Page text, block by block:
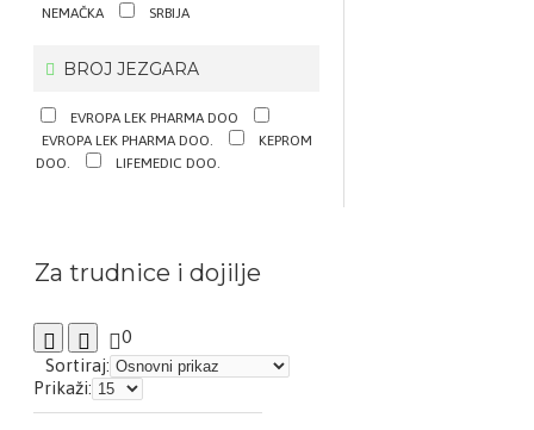
NEMAČKA
SRBIJA
BROJ JEZGARA
EVROPA LEK PHARMA DOO
EVROPA LEK PHARMA DOO.
KEPROM
DOO.
LIFEMEDIC DOO.
Za trudnice i dojilje
0
Sortiraj:
Prikaži: